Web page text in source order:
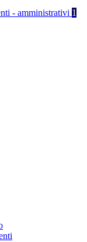
- amministrativi 1